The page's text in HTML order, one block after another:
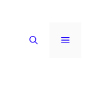
MENU